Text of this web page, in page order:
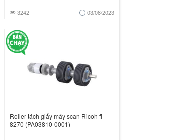
3242 03/08/2023
Roller tách giấy máy scan Ricoh fi-
8270 (PA03810-0001)